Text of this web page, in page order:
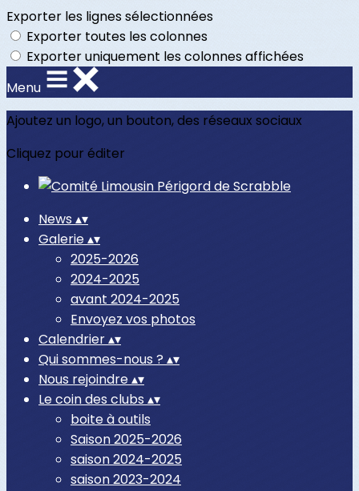
Exporter les lignes sélectionnées
Exporter toutes les colonnes
Exporter uniquement les colonnes affichées
Menu
Ajoutez un logo, un bouton, des réseaux sociaux
Cliquez pour éditer
News ▴▾
Galerie▴▾
2025-2026
2024-2025
avant 2024-2025
Envoyez vos photos
Calendrier▴▾
Qui sommes-nous ? ▴▾
Nous rejoindre▴▾
Le coin des clubs ▴▾
boite à outils
Saison 2025-2026
saison 2024-2025
saison 2023-2024